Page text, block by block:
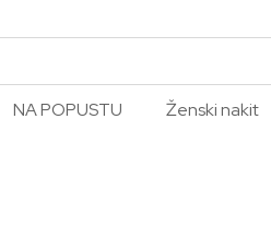
NA POPUSTU Ženski nakit